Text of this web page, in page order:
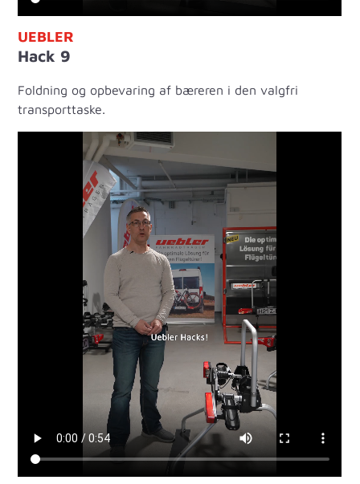
UEBLER
Hack 9
Foldning og opbevaring af bæreren i den valgfri
transporttaske.